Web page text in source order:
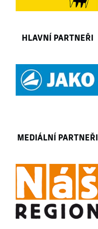
HLAVNÍ PARTNEŘI
MEDIÁLNÍ PARTNEŘI